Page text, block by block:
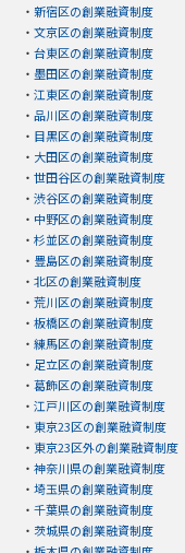
・ 新宿区の創業融資制度
・ 文京区の創業融資制度
・ 台東区の創業融資制度
・ 墨田区の創業融資制度
・ 江東区の創業融資制度
・ 品川区の創業融資制度
・ 目黒区の創業融資制度
・ 大田区の創業融資制度
・ 世田谷区の創業融資制度
・ 渋谷区の創業融資制度
・ 中野区の創業融資制度
・ 杉並区の創業融資制度
・ 豊島区の創業融資制度
・ 北区の創業融資制度
・ 荒川区の創業融資制度
・ 板橋区の創業融資制度
・ 練馬区の創業融資制度
・ 足立区の創業融資制度
・ 葛飾区の創業融資制度
・ 江戸川区の創業融資制度
・ 東京23区の創業融資制度
・ 東京23区外の創業融資制度
・ 神奈川県の創業融資制度
・ 埼玉県の創業融資制度
・ 千葉県の創業融資制度
・ 茨城県の創業融資制度